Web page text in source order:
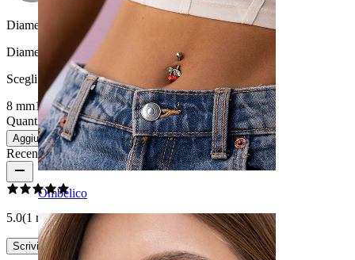
Ombelico
Diametro del filo: 1,2 mm
Diametro
Scegli Diametro
8 mm10 mm
Quantità: 1 Modifica
Aggiungi al carrello
Recensioni del prodotto
5.0(1 recensioni)
Scrivi una recensione